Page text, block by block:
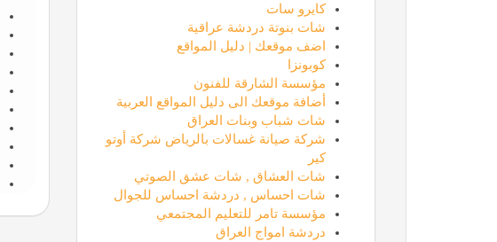
كايرو سات
شات بنوتة دردشة عراقية
اضف موقعك | دليل المواقع
كوبونزا
مؤسسة الشارقة للفنون
أضافة موقعك الى دليل المواقع العربية
شات شباب وبنات العراق
شركة صيانة غسالات بالرياض شركة أوتو
كير
شات العشاق , شات عشق الصوتي
شات احساس , دردشة احساس للجوال
مؤسسة تامر للتعليم المجتمعي
دردشة امواج العراق